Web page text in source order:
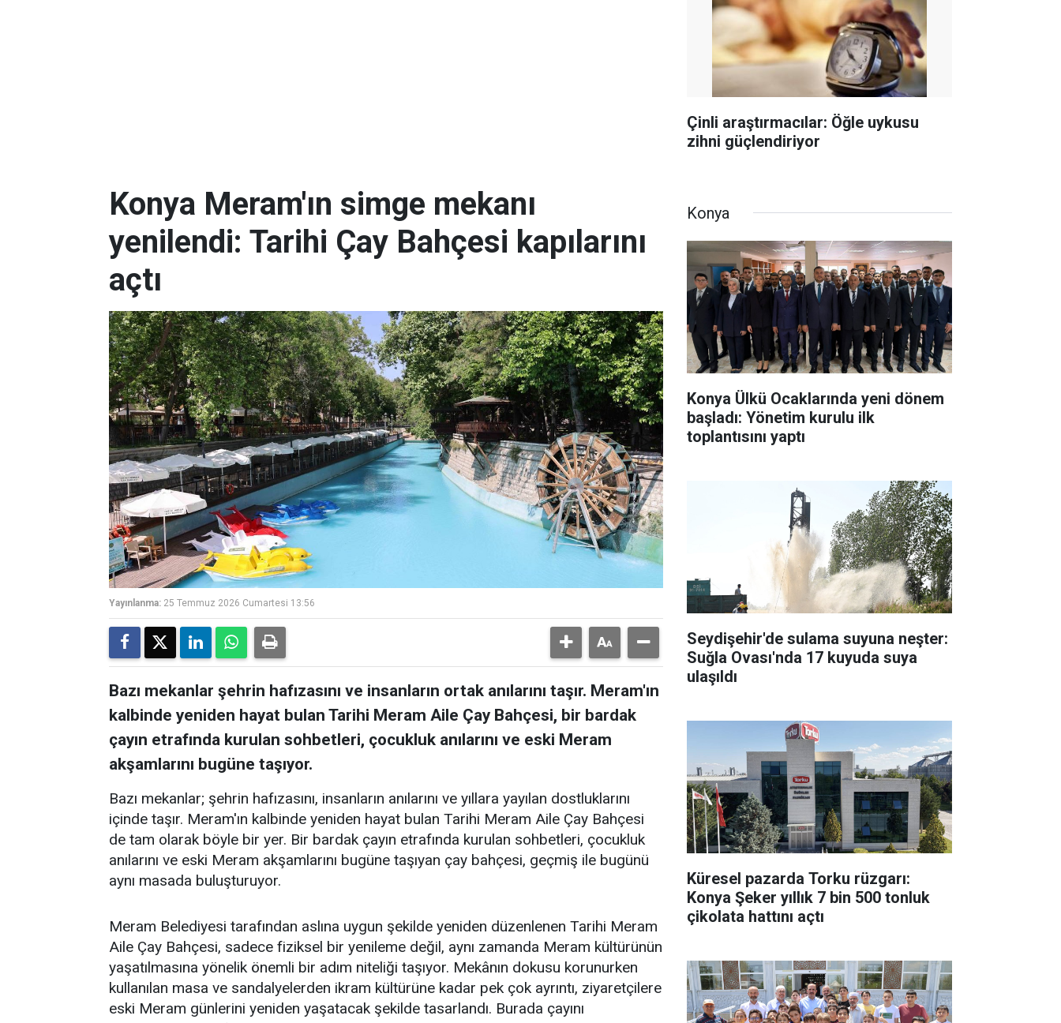
Çinli araştırmacılar: Öğle uykusu
zihni güçlendiriyor
Konya Meram'ın simge mekanı
yenilendi: Tarihi Çay Bahçesi kapılarını
açtı
Yayınlanma: 25 Temmuz 2026 Cumartesi 13:56
Bazı mekanlar şehrin hafızasını ve insanların ortak anılarını taşır. Meram'ın
kalbinde yeniden hayat bulan Tarihi Meram Aile Çay Bahçesi, bir bardak
çayın etrafında kurulan sohbetleri, çocukluk anılarını ve eski Meram
akşamlarını bugüne taşıyor.
Bazı mekanlar; şehrin hafızasını, insanların anılarını ve yıllara yayılan dostluklarını
içinde taşır. Meram'ın kalbinde yeniden hayat bulan Tarihi Meram Aile Çay Bahçesi
de tam olarak böyle bir yer. Bir bardak çayın etrafında kurulan sohbetleri, çocukluk
anılarını ve eski Meram akşamlarını bugüne taşıyan çay bahçesi, geçmiş ile bugünü
aynı masada buluşturuyor.
Meram Belediyesi tarafından aslına uygun şekilde yeniden düzenlenen Tarihi Meram
Aile Çay Bahçesi, sadece fiziksel bir yenileme değil, aynı zamanda Meram kültürünün
yaşatılmasına yönelik önemli bir adım niteliği taşıyor. Mekânın dokusu korunurken
kullanılan masa ve sandalyelerden ikram kültürüne kadar pek çok ayrıntı, ziyaretçilere
eski Meram günlerini yeniden yaşatacak şekilde tasarlandı. Burada çayını
Konya
Konya Ülkü Ocaklarında yeni dönem
başladı: Yönetim kurulu ilk
toplantısını yaptı
Seydişehir'de sulama suyuna neşter:
Suğla Ovası'nda 17 kuyuda suya
ulaşıldı
Küresel pazarda Torku rüzgarı:
Konya Şeker yıllık 7 bin 500 tonluk
çikolata hattını açtı